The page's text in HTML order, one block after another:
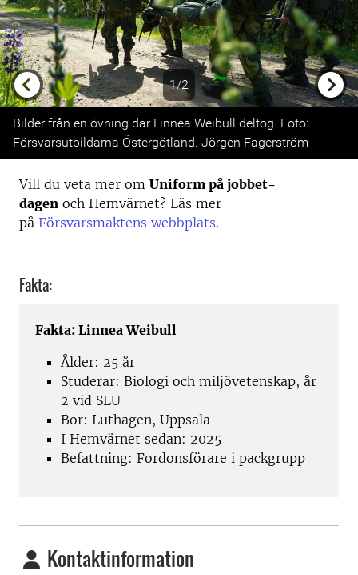
1/2
Previous
Bilder från en övning där Linnea Weibull deltog. Foto:
Försvarsutbildarna Östergötland. Jörgen Fagerström
Vill du veta mer om Uniform på jobbet-
dagen och Hemvärnet? Läs mer
på Försvarsmaktens webbplats.
Fakta:
Fakta: Linnea Weibull
Ålder: 25 år
Studerar: Biologi och miljövetenskap, år
2 vid SLU
Bor: Luthagen, Uppsala
I Hemvärnet sedan: 2025
Befattning: Fordonsförare i packgrupp
Kontaktinformation